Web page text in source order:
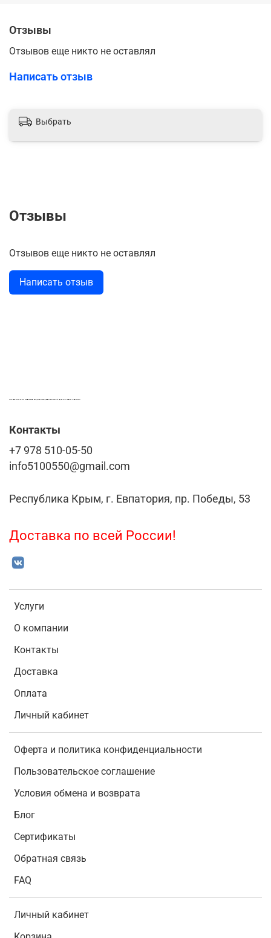
Отзывы
Отзывов еще никто не оставлял
Написать отзыв
Выбрать
Отзывы
Отзывов еще никто не оставлял
Написать отзыв
Услуги
О компании
Контакты
Доставка
Оплата
Личный кабинет
Оферта и политика конфиденциальности
Пользовательское соглашение
Условия обмена и возврата
Блог
Сертификаты
Обратная связь
FAQ
Личный кабинет
Контакты
+7 978 510-05-50
info5100550@gmail.com
Республика Крым, г. Евпатория, пр. Победы, 53
Доставка по всей России!